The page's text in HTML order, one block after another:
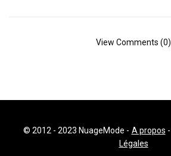
View Comments (0)
© 2012 - 2023 NuageMode - A propos -
Légales